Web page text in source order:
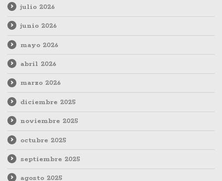
julio 2026
junio 2026
mayo 2026
abril 2026
marzo 2026
diciembre 2025
noviembre 2025
octubre 2025
septiembre 2025
agosto 2025